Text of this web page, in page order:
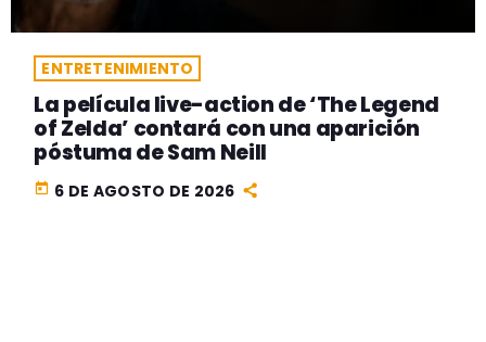
ENTRETENIMIENTO
La película live-action de ‘The Legend
of Zelda’ contará con una aparición
póstuma de Sam Neill
today 6 DE AGOSTO DE 2026